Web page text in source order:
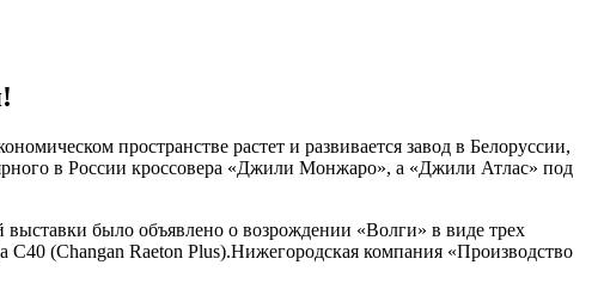
пространстве растет и развивается завод в Белоруссии,
в России кроссовера «Джили Монжаро», а «Джили Атлас» под
было объявлено о возрождении «Волги» в виде трех
(Changan Raeton Plus).Нижегородская компания «Производство